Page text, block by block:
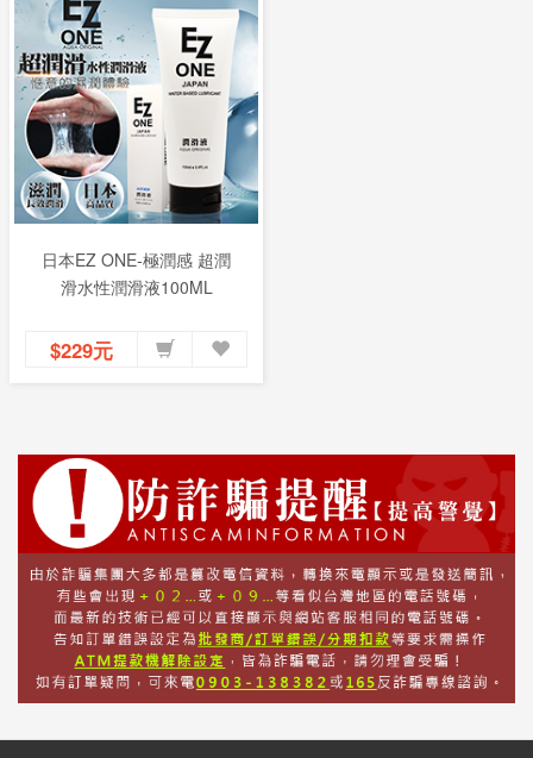
日本EZ ONE-極潤感 超潤
滑水性潤滑液100ML
$229元